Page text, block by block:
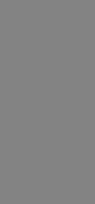
cookies.
λόγω ιστότοπο.